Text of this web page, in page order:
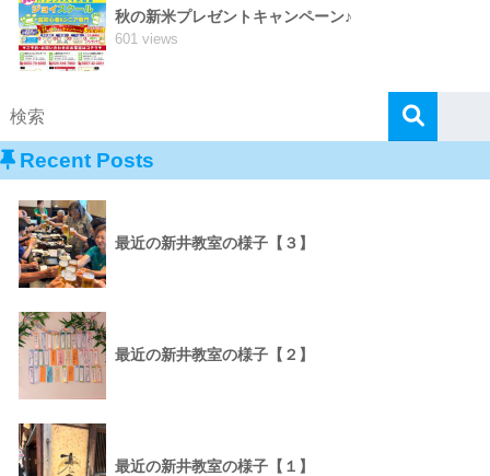
秋の新米プレゼントキャンペーン♪
601 views
Recent Posts
最近の新井教室の様子【３】
最近の新井教室の様子【２】
最近の新井教室の様子【１】